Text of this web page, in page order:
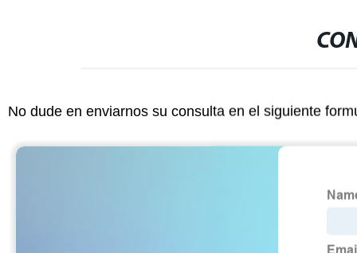
No dude en enviarnos su consulta en el siguiente